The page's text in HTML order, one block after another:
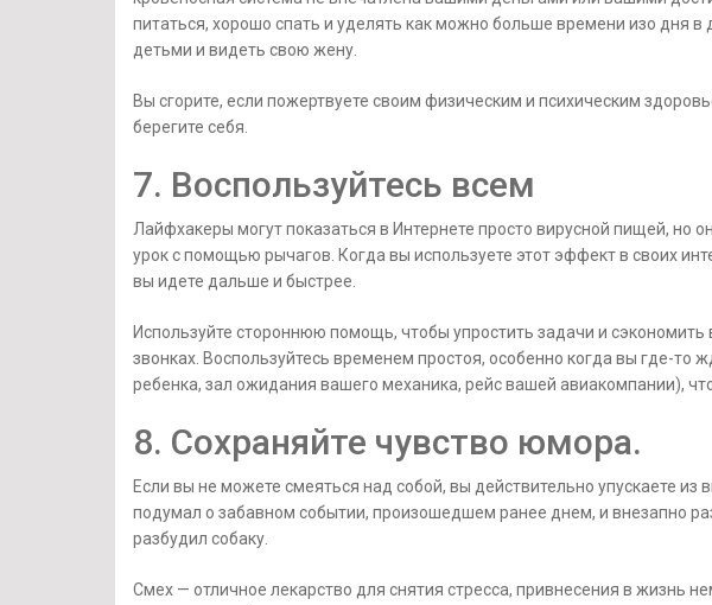
питаться, хорошо спать и уделять как можно больше времени изо дня в
детьми и видеть свою жену.
Вы сгорите, если пожертвуете своим физическим и психическим
берегите себя.
7. Воспользуйтесь всем
Лайфхакеры могут показаться в Интернете просто вирусной пищей, но
урок с помощью рычагов. Когда вы используете этот эффект в своих
вы идете дальше и быстрее.
Используйте стороннюю помощь, чтобы упростить задачи и
звонках. Воспользуйтесь временем простоя, особенно когда вы где-то
ребенка, зал ожидания вашего механика, рейс вашей авиакомпании),
8. Сохраняйте чувство юмора.
Если вы не можете смеяться над собой, вы действительно упускаете из
подумал о забавном событии, произошедшем ранее днем, и внезапно
разбудил собаку.
Смех — отличное лекарство для снятия стресса, привнесения в жизнь